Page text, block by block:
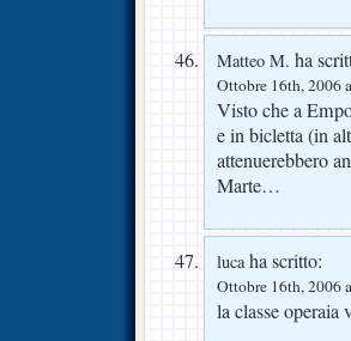
Matteo M. ha
Ottobre 16th, 2006
Visto che a
e in bicletta (in
attenuerebbero
Marte…
lucaha scritto:
Ottobre 16th, 2006
la classe operaia